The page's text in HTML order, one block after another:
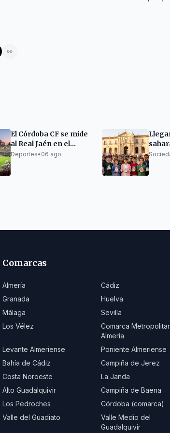
El Córdoba CF se mide
al Real Jaén en el
Trofeo del Olivo
Deportes• 06 ago
Comarcas
Almería Cádiz
Granada
Huelva
Málaga
Sevilla
Los Vélez
Comarca
Almería
Levante Almeriense Poniente Almeriense
Bahía de Cádiz
Campiña de Jerez
Costa Noroeste
La Janda
Alto Guadalquivir
Campiña de Baena
Los Pedroches
Córdoba (comarca)
Valle del Guadiato
Valle Medio del
Guadalquivir